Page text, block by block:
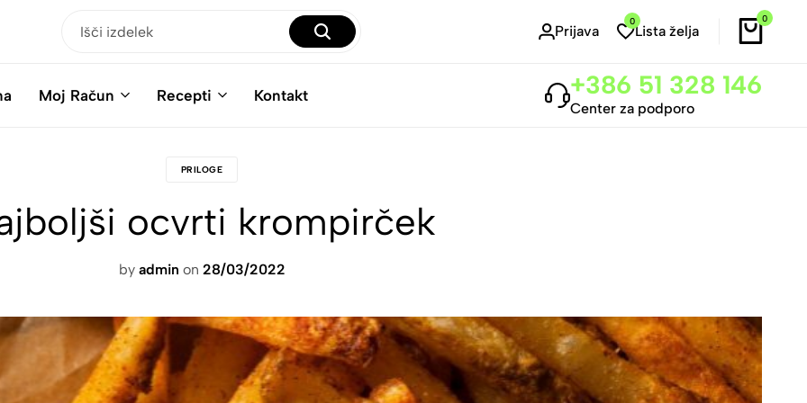
Prijava
0
Lista želja
0
Moj Račun Recepti Kontakt +386 51 328 146
Center za podporo
PRILOGE
ocvrti krompirček
by admin on 28/03/2022